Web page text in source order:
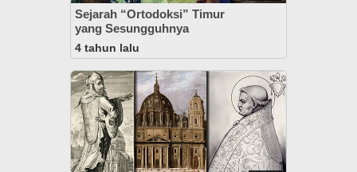
Sejarah “Ortodoksi” Timur
yang Sesungguhnya
4 tahun lalu